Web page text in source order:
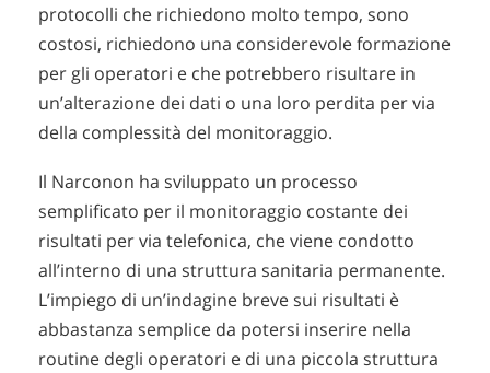
protocolli che richiedono molto tempo, sono
costosi, richiedono una considerevole formazione
per gli operatori e che potrebbero risultare in
un’alterazione dei dati o una loro perdita per via
della complessità del monitoraggio.
Il Narconon ha sviluppato un processo
semplificato per il monitoraggio costante dei
risultati per via telefonica, che viene condotto
all’interno di una struttura sanitaria permanente.
L’impiego di un’indagine breve sui risultati è
abbastanza semplice da potersi inserire nella
routine degli operatori e di una piccola struttura